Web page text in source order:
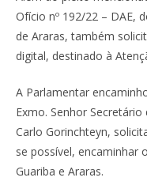
Ofício nº 192/22 – DAE,
de Araras, também
digital, destinado à
A Parlamentar
Exmo. Senhor Secretário
Carlo Gorinchteyn,
se possível, encaminhar
Guariba e Araras.